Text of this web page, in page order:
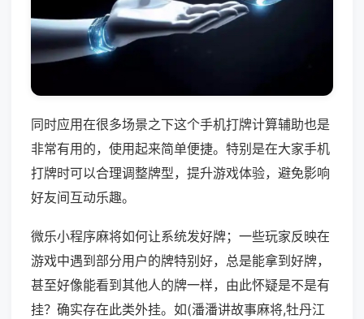
同时应用在很多场景之下这个手机打牌计算辅助也是
非常有用的，使用起来简单便捷。特别是在大家手机
打牌时可以合理调整牌型，提升游戏体验，避免影响
好友间互动乐趣。
微乐小程序麻将如何让系统发好牌；一些玩家反映在
游戏中遇到部分用户的牌特别好，总是能拿到好牌，
甚至好像能看到其他人的牌一样，由此怀疑是不是有
挂？确实存在此类外挂。如(潘潘讲故事麻将,牡丹江